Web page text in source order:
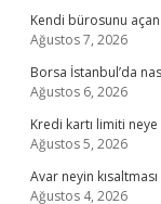
Kendi bürosunu
Ağustos 7, 2026
Borsa İstanbul’da
Ağustos 6, 2026
Kredi kartı limiti
Ağustos 5, 2026
Avar neyin kısaltması
Ağustos 4, 2026